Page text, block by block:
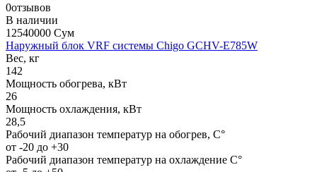
0отзывов
В наличии
12540000 Сум
Наружный блок VRF системы Chigo GCHV-E785W
Вес, кг
142
Мощность обогрева, кВт
26
Мощность охлаждения, кВт
28,5
Рабочий диапазон температур на обогрев, С°
от -20 до +30
Рабочий диапазон температур на охлаждение С°